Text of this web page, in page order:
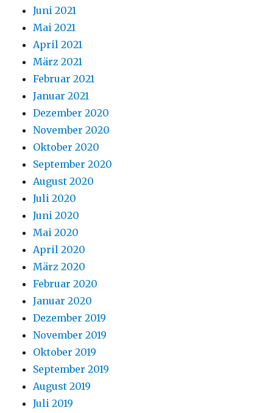
Juni 2021
Mai 2021
April 2021
März 2021
Februar 2021
Januar 2021
Dezember 2020
November 2020
Oktober 2020
September 2020
August 2020
Juli 2020
Juni 2020
Mai 2020
April 2020
März 2020
Februar 2020
Januar 2020
Dezember 2019
November 2019
Oktober 2019
September 2019
August 2019
Juli 2019